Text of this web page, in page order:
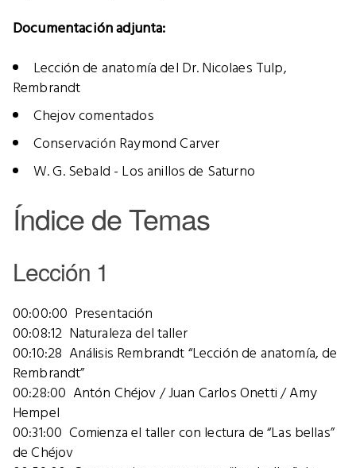
Documentación adjunta:
Lección de anatomía del Dr. Nicolaes Tulp,
Rembrandt
Chejov comentados
Conservación Raymond Carver
W. G. Sebald - Los anillos de Saturno
Índice de Temas
Lección 1
00:00:00 Presentación
00:08:12 Naturaleza del taller
00:10:28 Análisis Rembrandt “Lección de anatomía, de
Rembrandt”
00:28:00 Antón Chéjov / Juan Carlos Onetti / Amy
Hempel
00:31:00 Comienza el taller con lectura de “Las bellas”
de Chéjov